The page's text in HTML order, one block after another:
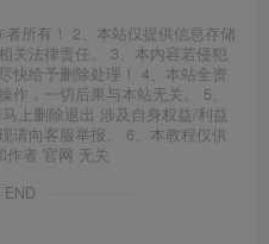
所有！ 2、本站仅提供信息存储
关法律责任。 3、本内容若侵犯
快给予删除处理！ 4、本站全资
，一切后果与本站无关。 5、
上删除退出 涉及自身权益/利益
请向客服举报。 6、本教程仅供
作者 官网 无关